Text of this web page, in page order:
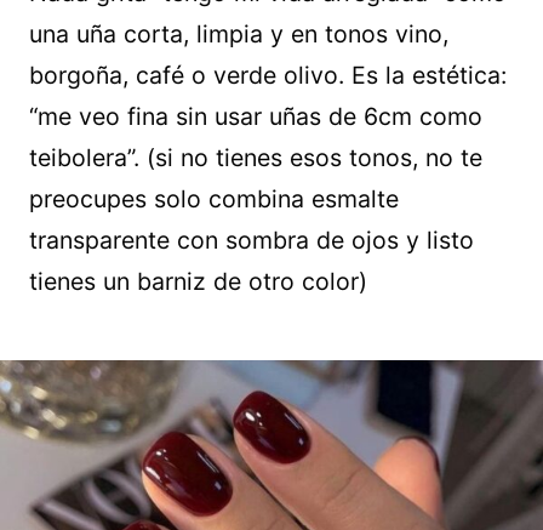
una uña corta, limpia y en tonos vino,
borgoña, café o verde olivo. Es la estética:
“me veo fina sin usar uñas de 6cm como
teibolera”. (si no tienes esos tonos, no te
preocupes solo combina esmalte
transparente con sombra de ojos y listo
tienes un barniz de otro color)